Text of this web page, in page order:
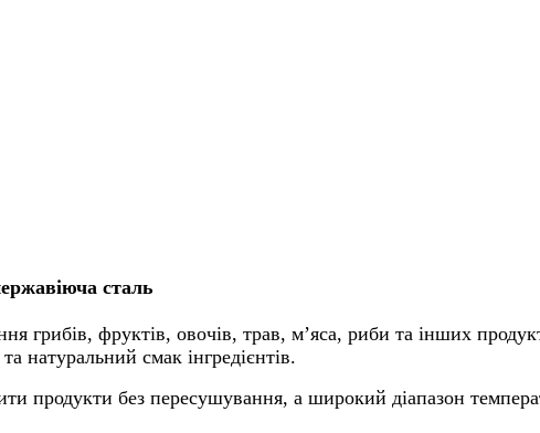
сталь
грибів, фруктів, овочів, трав, м’яса, риби та інших
натуральний смак інгредієнтів.
продукти без пересушування, а широкий діапазон